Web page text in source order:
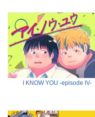
I KNOW YOU -episode IV-